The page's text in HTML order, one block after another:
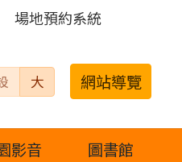
場地預約系統
大 網站導覽
影音
圖書館